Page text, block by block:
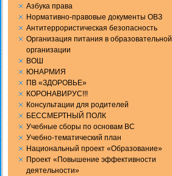
Aзбука права
Нормативно-правовые документы ОВЗ
Антитеррористическая безопасность
Организация питания в образовательной
организации
ВОШ
ЮНАРМИЯ
ПВ «ЗДОРОВЬЕ»
КОРОНАВИРУС!!!
Консультации для родителей
БЕССМЕРТНЫЙ ПОЛК
Учебные сборы по основам ВС
Учебно-тематический план
Национальный проект «Образование»
Проект «Повышение эффективности
деятельности»